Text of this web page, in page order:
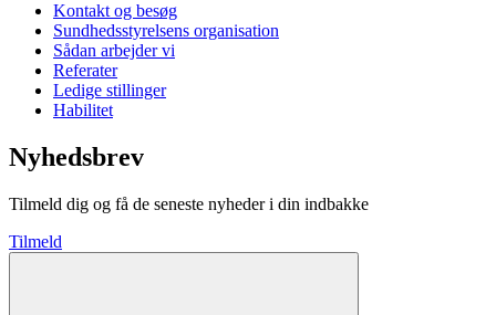
Kontakt og besøg
Sundhedsstyrelsens organisation
Sådan arbejder vi
Referater
Ledige stillinger
Habilitet
Nyhedsbrev
Tilmeld dig og få de seneste nyheder i din indbakke
Tilmeld